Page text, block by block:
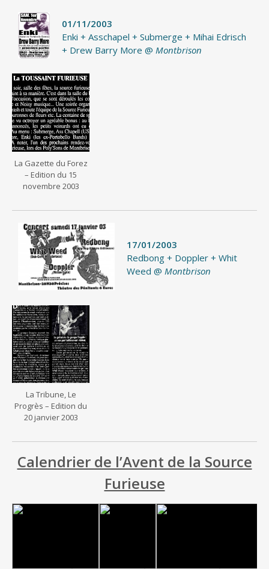
01/11/2003
Enki + Asschapel + Submerge + Mihai Edrisch
+ Drew Barry More @ Montbrison
La Gazette du Forez
– Edition du 15
novembre 2003
17/01/2003
Redbong + Doppler + Whit
Weed @ Montbrison
La Tribune, Le
Progrès – Edition du
20 janvier 2003
Calendrier de l’Avent de la Source
Furieuse